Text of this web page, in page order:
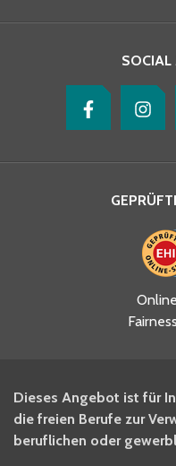
Ja, ich
und
BITO
SOCIAL
Dieses Angebot ist für
die freien Berufe zur
beruflichen oder